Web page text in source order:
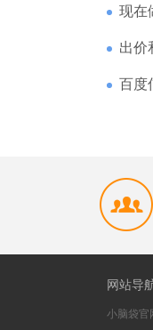
现在
出价
百度
网站导
小脑袋官